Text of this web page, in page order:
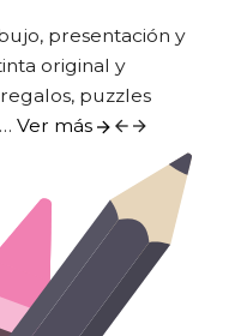
presentación y
original y
puzzles
Ver más